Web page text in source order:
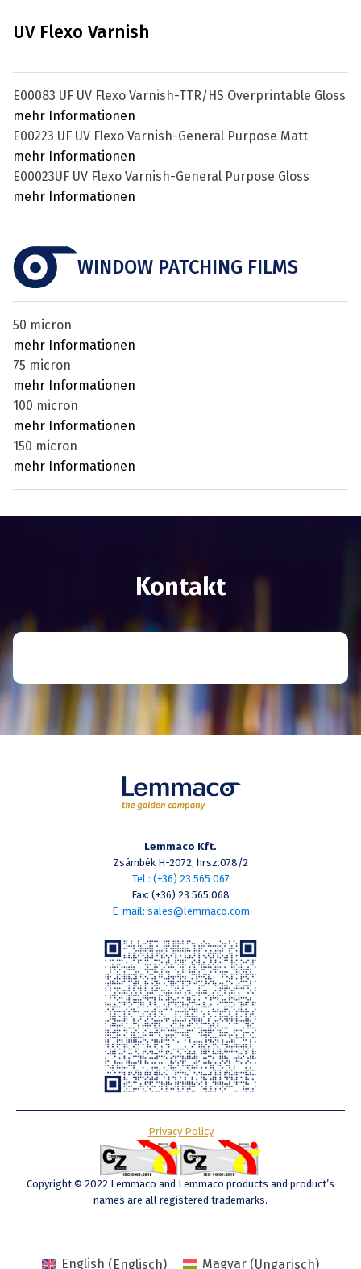
UV Flexo Varnish
E00083 UF UV Flexo Varnish-TTR/HS Overprintable Gloss
mehr Informationen
E00223 UF UV Flexo Varnish-General Purpose Matt
mehr Informationen
E00023UF UV Flexo Varnish-General Purpose Gloss
mehr Informationen
WINDOW PATCHING FILMS
50 micron
mehr Informationen
75 micron
mehr Informationen
100 micron
mehr Informationen
150 micron
mehr Informationen
Kontakt
Lemmaco Kft.
Zsámbék H-2072, hrsz.078/2
Tel.: (+36) 23 565 067
Fax: (+36) 23 565 068
E-mail: sales@lemmaco.com
Copyright © 2022 Lemmaco and Lemmaco products and product’s
names are all registered trademarks.
Privacy Policy
English (Englisch) Magyar (Ungarisch)